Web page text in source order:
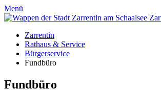
Menü
Zarrentin
Rathaus & Service
Bürgerservice
Fundbüro
Fundbüro